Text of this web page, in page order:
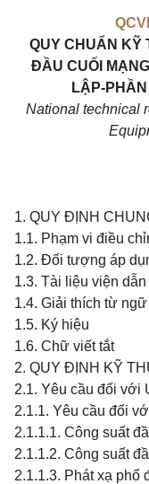
QUY CHUẨN KỸ
ĐẦU CUỐI
LẬP-
National technical
1. QUY ĐỊNH
1.1. Phạm vi điều
1.2. Đối tượng áp
1.3. Tài liệu viện dẫn
1.4. Giải thích từ ngữ
1.5. Ký hiệu
1.6. Chữ viết tắt
2. QUY ĐỊNH KỸ
2.1. Yêu cầu đối với
2.1.1. Yêu cầu đối
2.1.1.1. Công suất
2.1.1.2. Công suất
2.1.1.3. Phát xạ phổ